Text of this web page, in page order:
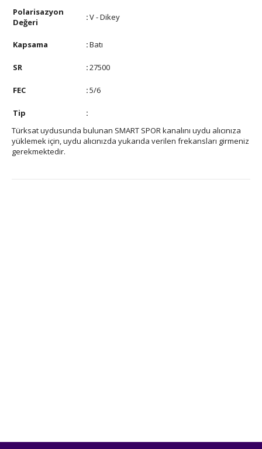
Polarisazyon
Değeri
:V - Dikey
Kapsama :Batı
SR :27500
FEC :5/6
Tip
:
Türksat uydusunda bulunan SMART SPOR kanalını uydu alıcınıza
yüklemek için, uydu alıcınızda yukarıda verilen frekansları girmeniz
gerekmektedir.